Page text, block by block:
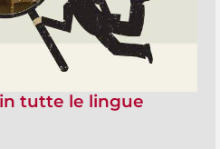
tutte le lingue